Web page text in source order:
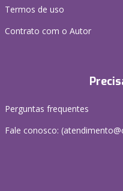
Termos de uso
Contrato com o Autor
Perguntas frequentes
Fale conosco: